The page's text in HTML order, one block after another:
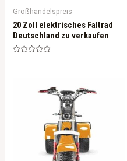
Großhandelspreis
20 Zoll elektrisches Faltrad
Deutschland zu verkaufen